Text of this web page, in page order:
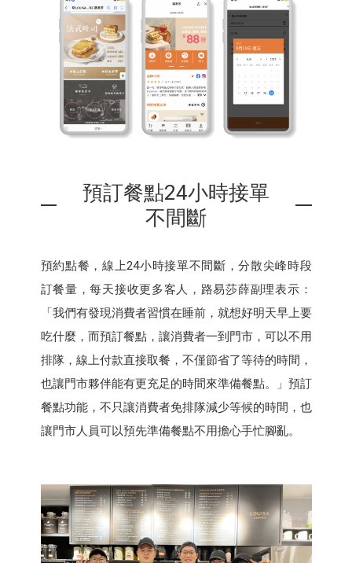
預訂餐點24小時接單
不間斷
預約點餐，線上24小時接單不間斷，分散尖峰時段
訂餐量，每天接收更多客人，路易莎薛副理表示：
「我們有發現消費者習慣在睡前，就想好明天早上要
吃什麼，而預訂餐點，讓消費者一到門市，可以不用
排隊，線上付款直接取餐，不僅節省了等待的時間，
也讓門市夥伴能有更充足的時間來準備餐點。」預訂
餐點功能，不只讓消費者免排隊減少等候的時間，也
讓門市人員可以預先準備餐點不用擔心手忙腳亂。